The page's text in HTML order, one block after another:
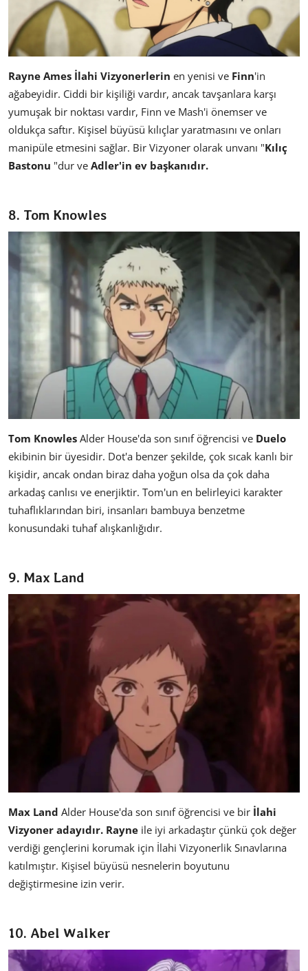
Rayne Ames İlahi Vizyonerlerin en yenisi ve Finn'in
ağabeyidir. Ciddi bir kişiliği vardır, ancak tavşanlara karşı
yumuşak bir noktası vardır, Finn ve Mash'i önemser ve
oldukça saftır. Kişisel büyüsü kılıçlar yaratmasını ve onları
manipüle etmesini sağlar. Bir Vizyoner olarak unvanı "Kılıç
Bastonu "dur ve Adler'in ev başkanıdır.
8. Tom Knowles
Tom Knowles Alder House'da son sınıf öğrencisi ve Duelo
ekibinin bir üyesidir. Dot'a benzer şekilde, çok sıcak kanlı bir
kişidir, ancak ondan biraz daha yoğun olsa da çok daha
arkadaş canlısı ve enerjiktir. Tom'un en belirleyici karakter
tuhaflıklarından biri, insanları bambuya benzetme
konusundaki tuhaf alışkanlığıdır.
9. Max Land
Max Land Alder House'da son sınıf öğrencisi ve bir İlahi
Vizyoner adayıdır. Rayne ile iyi arkadaştır çünkü çok değer
verdiği gençlerini korumak için İlahi Vizyonerlik Sınavlarına
katılmıştır. Kişisel büyüsü nesnelerin boyutunu
değiştirmesine izin verir.
10. Abel Walker